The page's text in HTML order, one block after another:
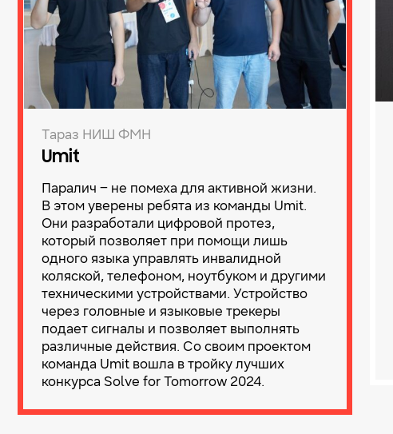
Тараз НИШ ФМН
Umit
Паралич – не помеха для активной жизни.
В этом уверены ребята из команды Umit.
Они разработали цифровой протез,
который позволяет при помощи лишь
одного языка управлять инвалидной
коляской, телефоном, ноутбуком и другими
техническими устройствами. Устройство
через головные и языковые трекеры
подает сигналы и позволяет выполнять
различные действия. Со своим проектом
команда Umit вошла в тройку лучших
конкурса Solve for Tomorrow 2024.